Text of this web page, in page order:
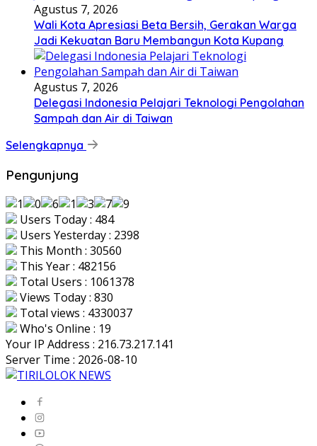
Agustus 7, 2026
Wali Kota Apresiasi Beta Bersih, Gerakan Warga
Jadi Kekuatan Baru Membangun Kota Kupang
Agustus 7, 2026
Delegasi Indonesia Pelajari Teknologi Pengolahan
Sampah dan Air di Taiwan
Selengkapnya
Pengunjung
Users Today : 484
Users Yesterday : 2398
This Month : 30560
This Year : 482156
Total Users : 1061378
Views Today : 830
Total views : 4330037
Who's Online : 19
Your IP Address : 216.73.217.141
Server Time : 2026-08-10